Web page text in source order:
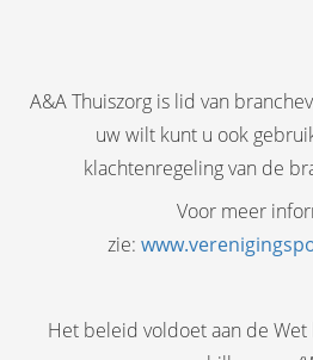
A&A Thuiszorg is lid van
uw wilt kunt u ook
klachtenregeling van de
Voor meer
zie:
Het beleid voldoet aan de